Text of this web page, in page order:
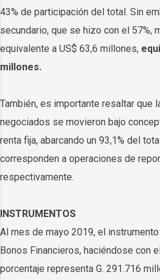
43% de participación del total. Sin
secundario, que se hizo con el 57%,
equivalente a US$ 63,6 millones,
millones.
También, es importante resaltar que
negociados se movieron bajo
renta fija, abarcando un 93,1% del
corresponden a operaciones de
respectivamente.
INSTRUMENTOS
Al mes de mayo 2019, el
Bonos Financieros, haciéndose con
porcentaje representa G. 291.716